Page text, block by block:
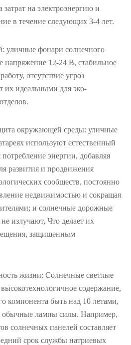
на электроэнергию и
в течение следующих 3-4 лет.
уличные фонари солнечного
напряжение 12-24 В, стабильное
отсутствие угроз
их идеальными для эко-
окружающей среды: уличные
используют естественный
энергии, добавляя
развития и продвижения
сообществ, постоянно
недвижимостью и сокращая
и солнечные дорожные
излучают, Что делает их
защищенным
жизни: Солнечные светлые
содержание,
компонента быть над 10 летами,
обычные лампы силы. Например,
солнечных панелей составляет
срок службы натриевых